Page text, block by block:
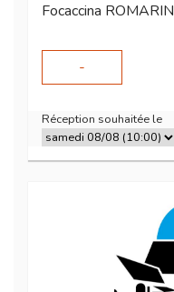
Focaccina ROMARIN
-
Réception souhaitée le